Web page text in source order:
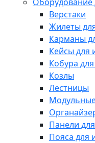
Верстаки
Жилеты
Карманы
Кейсы для
Кобура
Козлы
Лестницы
Панели
Пояса для